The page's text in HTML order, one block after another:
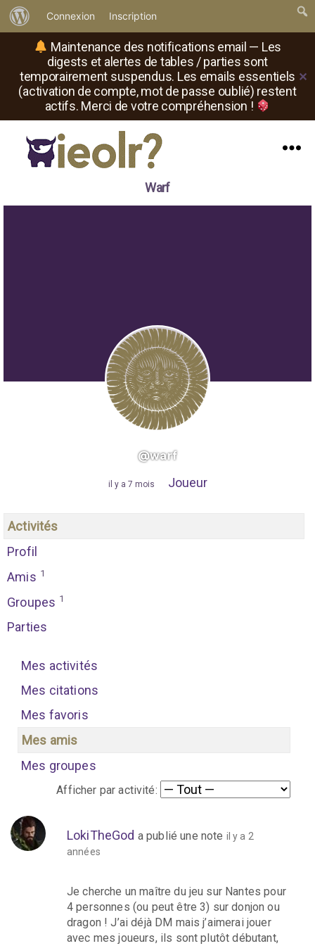
Maintenance des notifications email — Les
digests et alertes de tables / parties sont
temporairement suspendus. Les emails essentiels
(activation de compte, mot de passe oublié) restent
actifs. Merci de votre compréhension !
✕
propos
de
WordPress
Connexion Inscription
où
Warf
@warf
il y a 7 mois Joueur
Activités
Profil
Amis 1
Groupes 1
Parties
Mes activités
Mes citations
Mes favoris
Mes amis
Mes groupes
Afficher par activité:
LokiTheGod a publié une note il y a 2
années
Je cherche un maître du jeu sur Nantes pour
4 personnes (ou peut être 3) sur donjon ou
dragon ! J’ai déjà DM mais j’aimerai jouer
avec mes joueurs, ils sont plutôt débutant,